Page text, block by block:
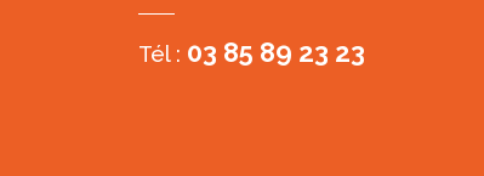
Tél : 03 85 89 23 23